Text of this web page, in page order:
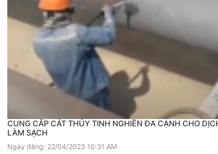
CUNG CẤP CÁT THỦY TINH NGHIỀN ĐA CẠNH CHO
LÀM SẠCH
Ngày đăng: 22/04/2023 10:31 AM